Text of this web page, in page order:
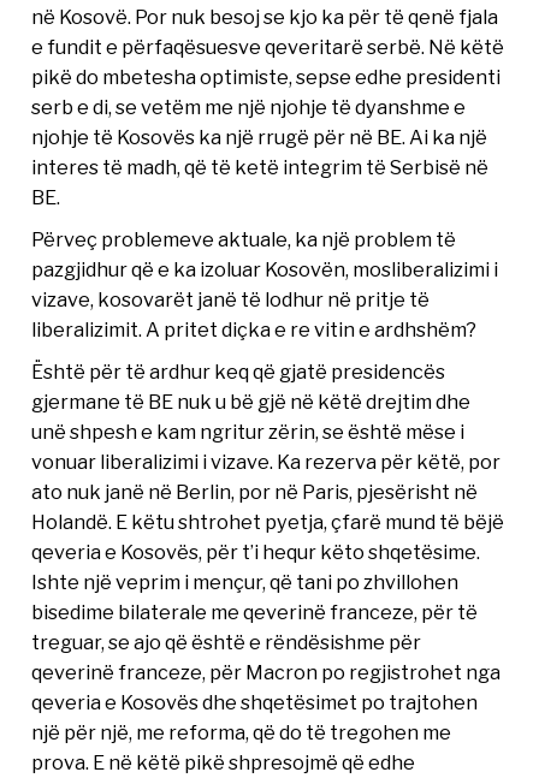
në Kosovë. Por nuk besoj se kjo ka për të qenë fjala
e fundit e përfaqësuesve qeveritarë serbë. Në këtë
pikë do mbetesha optimiste, sepse edhe presidenti
serb e di, se vetëm me një njohje të dyanshme e
njohje të Kosovës ka një rrugë për në BE. Ai ka një
interes të madh, që të ketë integrim të Serbisë në
BE.
Përveç problemeve aktuale, ka një problem të
pazgjidhur që e ka izoluar Kosovën, mosliberalizimi i
vizave, kosovarët janë të lodhur në pritje të
liberalizimit. A pritet diçka e re vitin e ardhshëm?
Është për të ardhur keq që gjatë presidencës
gjermane të BE nuk u bë gjë në këtë drejtim dhe
unë shpesh e kam ngritur zërin, se është mëse i
vonuar liberalizimi i vizave. Ka rezerva për këtë, por
ato nuk janë në Berlin, por në Paris, pjesërisht në
Holandë. E këtu shtrohet pyetja, çfarë mund të bëjë
qeveria e Kosovës, për t’i hequr këto shqetësime.
Ishte një veprim i mençur, që tani po zhvillohen
bisedime bilaterale me qeverinë franceze, për të
treguar, se ajo që është e rëndësishme për
qeverinë franceze, për Macron po regjistrohet nga
qeveria e Kosovës dhe shqetësimet po trajtohen
një për një, me reforma, që do të tregohen me
prova. E në këtë pikë shpresojmë që edhe